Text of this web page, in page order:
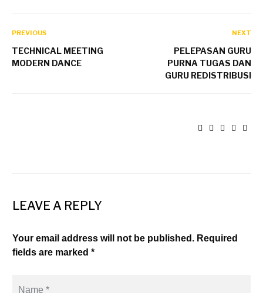
PREVIOUS
TECHNICAL MEETING
MODERN DANCE
NEXT
PELEPASAN GURU
PURNA TUGAS DAN
GURU REDISTRIBUSI
LEAVE A REPLY
Your email address will not be published. Required
fields are marked *